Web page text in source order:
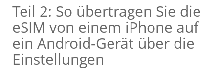
Teil 2: So übertragen Sie die
eSIM von einem iPhone auf
ein Android-Gerät über die
Einstellungen